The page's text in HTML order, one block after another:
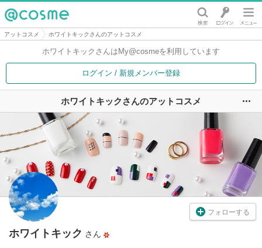
@cosme
アットコスメ ホワイトキックさんのアットコスメ
ホワイトキックさんは My@cosmeを利用しています
ログイン / 新規メンバー登録
ホワイトキックさんのアットコスメ
フォローする
ホワイトキック さん